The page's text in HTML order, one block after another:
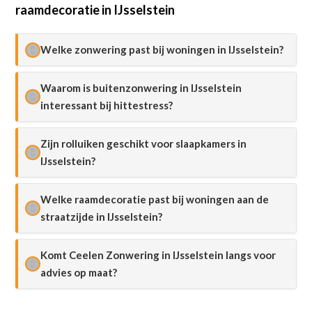
raamdecoratie in IJsselstein
Welke zonwering past bij woningen in IJsselstein?
Waarom is buitenzonwering in IJsselstein
interessant bij hittestress?
Zijn rolluiken geschikt voor slaapkamers in
IJsselstein?
Welke raamdecoratie past bij woningen aan de
straatzijde in IJsselstein?
Komt Ceelen Zonwering in IJsselstein langs voor
advies op maat?